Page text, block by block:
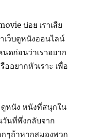
บ่อย เราเสีย
เว็บดูหนังออนไลน์
นดก่อนว่าเราอยาก
อยากหัวเราะ เพื่อ
หนัง หนังที่สนุกใน
วันที่พึ่งกลับจาก
กๆถ้าหากสมองพวก